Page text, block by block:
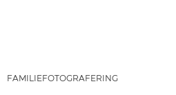
FAMILIEFOTOGRAFERING